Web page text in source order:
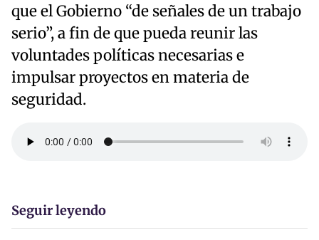
que el Gobierno “de señales de un trabajo
serio”, a fin de que pueda reunir las
voluntades políticas necesarias e
impulsar proyectos en materia de
seguridad.
Seguir leyendo